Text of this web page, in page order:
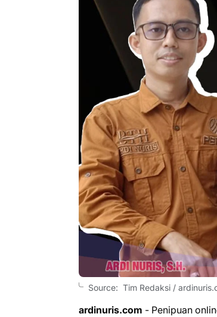
Source: Tim Redaksi /
ardinuris.com - Penipuan